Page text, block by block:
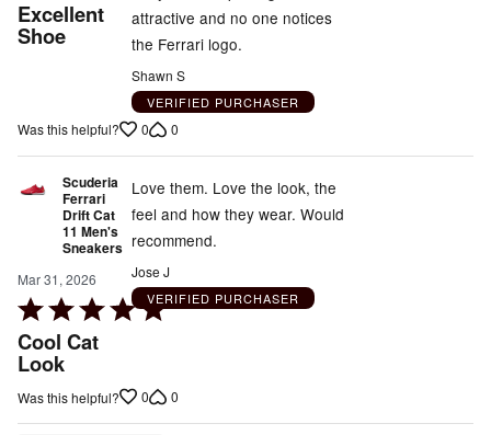
5
out
Excellent
Shoe
attractive and no one notices
the Ferrari logo.
Shawn S
VERIFIED PURCHASER
Was this helpful? 0 0
Scuderia
Ferrari
Drift Cat
11 Men's
Sneakers
Mar 31, 2026
Rated
5
out
Cool Cat
Look
Love them. Love the look, the
feel and how they wear. Would
recommend.
Jose J
VERIFIED PURCHASER
Was this helpful? 0 0